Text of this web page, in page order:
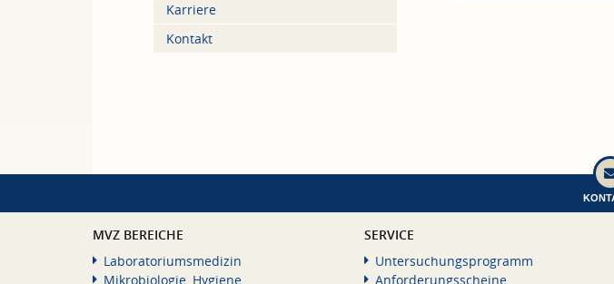
Karriere
Kontakt
MVZ BEREICHE
Laboratoriumsmedizin
Mikrobiologie, Hygiene
SERVICE
Untersuchungsprogramm
Anforderungsscheine